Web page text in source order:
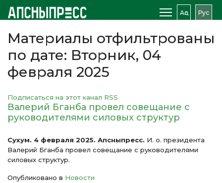
Аԥс Рус
Материалы отфильтрованы
по дате: Вторник, 04
февраля 2025
Подписаться на этот канал RSS
Валерий Бганба провел совещание с
руководителями силовых структур
Сухум. 4 февраля 2025. Апсныпресс. И. о. президента
Валерий Бганба провел совещание с руководителями
силовых структур.
Опубликовано в Новости